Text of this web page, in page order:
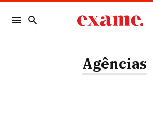
Agências